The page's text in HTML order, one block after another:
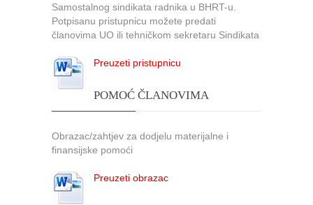
Samostalnog sindikata radnika u BHRT-u.
Potpisanu pristupnicu možete predati
članovima UO ili tehničkom sekretaru Sindikata
Preuzeti pristupnicu
POMOĆ ČLANOVIMA
Obrazac/zahtjev za dodjelu materijalne i
finansijske pomoći
Preuzeti obrazac